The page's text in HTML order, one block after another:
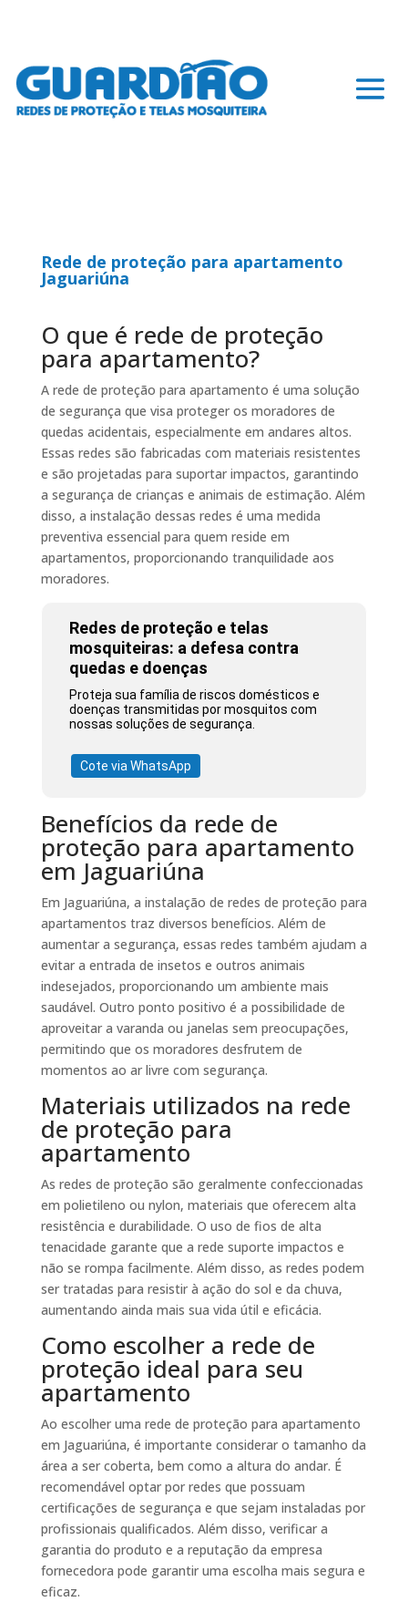
Rede de proteção para apartamento
Jaguariúna
O que é rede de proteção
para apartamento?
A rede de proteção para apartamento é uma solução
de segurança que visa proteger os moradores de
quedas acidentais, especialmente em andares altos.
Essas redes são fabricadas com materiais resistentes
e são projetadas para suportar impactos, garantindo
a segurança de crianças e animais de estimação. Além
disso, a instalação dessas redes é uma medida
preventiva essencial para quem reside em
apartamentos, proporcionando tranquilidade aos
moradores.
Redes de proteção e telas
mosquiteiras: a defesa contra
quedas e doenças
Proteja sua família de riscos domésticos e
doenças transmitidas por mosquitos com
nossas soluções de segurança.
Cote via WhatsApp
Benefícios da rede de
proteção para apartamento
em Jaguariúna
Em Jaguariúna, a instalação de redes de proteção para
apartamentos traz diversos benefícios. Além de
aumentar a segurança, essas redes também ajudam a
evitar a entrada de insetos e outros animais
indesejados, proporcionando um ambiente mais
saudável. Outro ponto positivo é a possibilidade de
aproveitar a varanda ou janelas sem preocupações,
permitindo que os moradores desfrutem de
momentos ao ar livre com segurança.
Materiais utilizados na rede
de proteção para
apartamento
As redes de proteção são geralmente confeccionadas
em polietileno ou nylon, materiais que oferecem alta
resistência e durabilidade. O uso de fios de alta
tenacidade garante que a rede suporte impactos e
não se rompa facilmente. Além disso, as redes podem
ser tratadas para resistir à ação do sol e da chuva,
aumentando ainda mais sua vida útil e eficácia.
Como escolher a rede de
proteção ideal para seu
apartamento
Ao escolher uma rede de proteção para apartamento
em Jaguariúna, é importante considerar o tamanho da
área a ser coberta, bem como a altura do andar. É
recomendável optar por redes que possuam
certificações de segurança e que sejam instaladas por
profissionais qualificados. Além disso, verificar a
garantia do produto e a reputação da empresa
fornecedora pode garantir uma escolha mais segura e
eficaz.